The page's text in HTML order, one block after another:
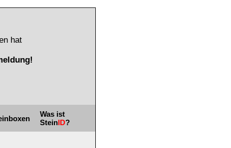
hat
Was ist
SteinID?